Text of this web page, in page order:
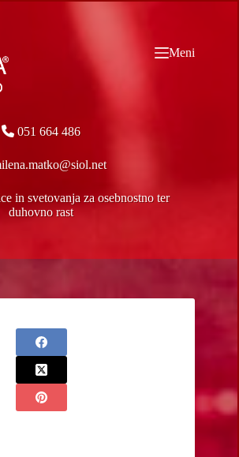
Meni
051 664 486
in svetovanja za osebnostno ter
duhovno rast